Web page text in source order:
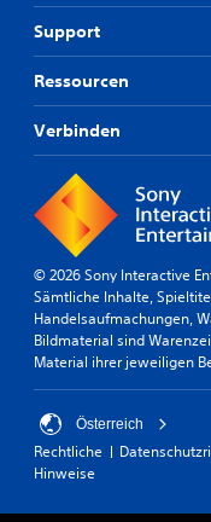
Support
Ressourcen
Verbinden
© 2026 Sony Interactive
Sämtliche Inhalte,
Handelsaufmachungen,
Bildmaterial sind
Material ihrer jeweiligen
Österreich
Rechtliche
Hinweise